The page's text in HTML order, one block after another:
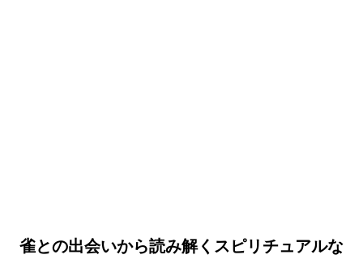
雀との出会いから読み解くスピリチュアルな